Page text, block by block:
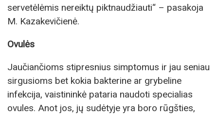
servetėlėmis nereiktų piktnaudžiauti“ – pasakoja
M. Kazakevičienė.
Ovulės
Jaučiančioms stipresnius simptomus ir jau seniau
sirgusioms bet kokia bakterine ar grybeline
infekcija, vaistininkė pataria naudoti specialias
ovules. Anot jos, jų sudėtyje yra boro rūgšties,